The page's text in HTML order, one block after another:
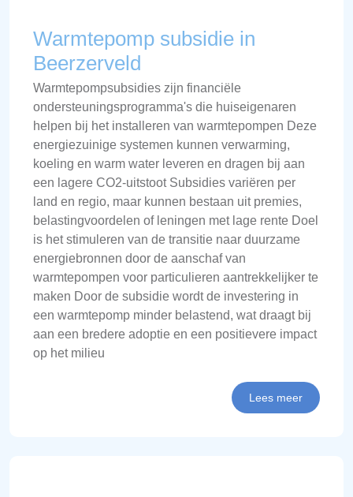
Warmtepomp subsidie in
Beerzerveld
Warmtepompsubsidies zijn financiële
ondersteuningsprogramma's die huiseigenaren
helpen bij het installeren van warmtepompen Deze
energiezuinige systemen kunnen verwarming,
koeling en warm water leveren en dragen bij aan
een lagere CO2-uitstoot Subsidies variëren per
land en regio, maar kunnen bestaan uit premies,
belastingvoordelen of leningen met lage rente Doel
is het stimuleren van de transitie naar duurzame
energiebronnen door de aanschaf van
warmtepompen voor particulieren aantrekkelijker te
maken Door de subsidie wordt de investering in
een warmtepomp minder belastend, wat draagt bij
aan een bredere adoptie en een positievere impact
op het milieu
Lees meer